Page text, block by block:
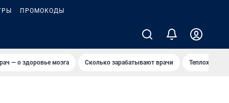
ПРОМОКОДЫ
— о здоровье мозга Сколько зарабатывают врачи Теплоход